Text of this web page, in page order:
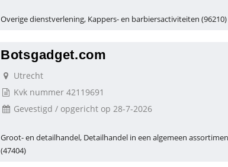
Overige dienstverlening, Kappers- en barbiersactiviteiten (96210)
Botsgadget.com
Utrecht
Kvk nummer 42119691
Gevestigd / opgericht op 28-7-2026
Groot- en detailhandel, Detailhandel in een algemeen
(47404)